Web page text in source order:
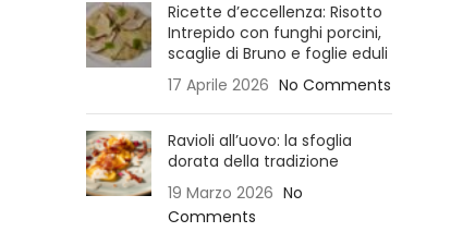
Ricette d’eccellenza: Risotto
Intrepido con funghi porcini,
scaglie di Bruno e foglie eduli
17 Aprile 2026 No Comments
Ravioli all’uovo: la sfoglia
dorata della tradizione
19 Marzo 2026 No
Comments